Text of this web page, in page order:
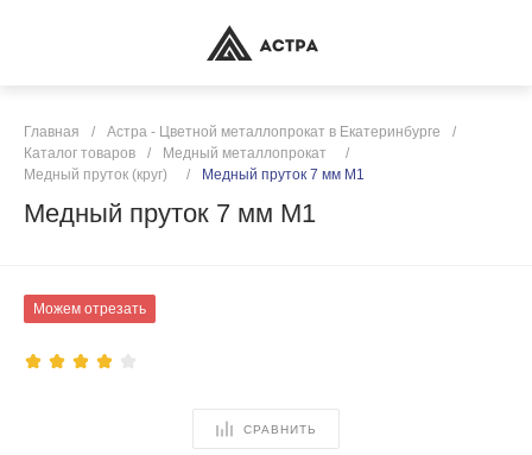
Главная / Астра - Цветной металлопрокат в Екатеринбурге
/
Каталог товаров
/ Медный металлопрокат
/
Медный пруток (круг)
/ Медный пруток 7 мм М1
Медный пруток 7 мм М1
Можем отрезать
СРАВНИТЬ